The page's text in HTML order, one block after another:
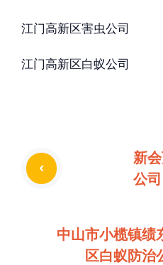
江门高新区害虫公司
江门高新区白蚁公司
新
公司
中山市小榄镇绩
区白蚁防治